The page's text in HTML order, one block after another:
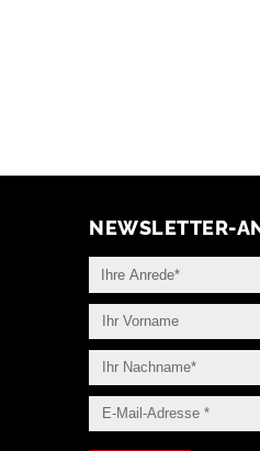
NEWSLETTER-